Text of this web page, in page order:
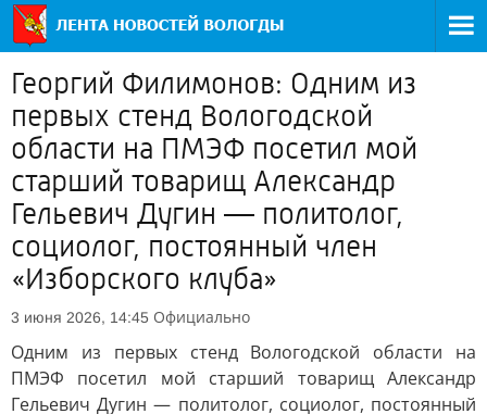
Георгий Филимонов: Одним из
первых стенд Вологодской
области на ПМЭФ посетил мой
старший товарищ Александр
Гельевич Дугин — политолог,
социолог, постоянный член
«Изборского клуба»
3 июня 2026, 14:45 Официально
Одним из первых стенд Вологодской области на
ПМЭФ посетил мой старший товарищ Александр
Гельевич Дугин — политолог, социолог, постоянный